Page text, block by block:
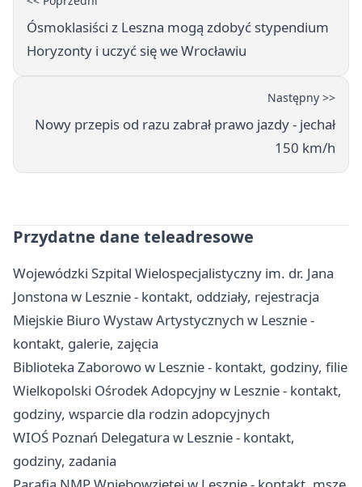
Ósmoklasiści z Leszna mogą zdobyć stypendium
Horyzonty i uczyć się we Wrocławiu
Następny >>
Nowy przepis od razu zabrał prawo jazdy - jechał
150 km/h
Przydatne dane teleadresowe
Wojewódzki Szpital Wielospecjalistyczny im. dr. Jana
Jonstona w Lesznie - kontakt, oddziały, rejestracja
Miejskie Biuro Wystaw Artystycznych w Lesznie -
kontakt, galerie, zajęcia
Biblioteka Zaborowo w Lesznie - kontakt, godziny, filie
Wielkopolski Ośrodek Adopcyjny w Lesznie - kontakt,
godziny, wsparcie dla rodzin adopcyjnych
WIOŚ Poznań Delegatura w Lesznie - kontakt,
godziny, zadania